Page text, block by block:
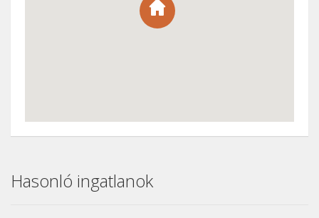
Hasonló ingatlanok